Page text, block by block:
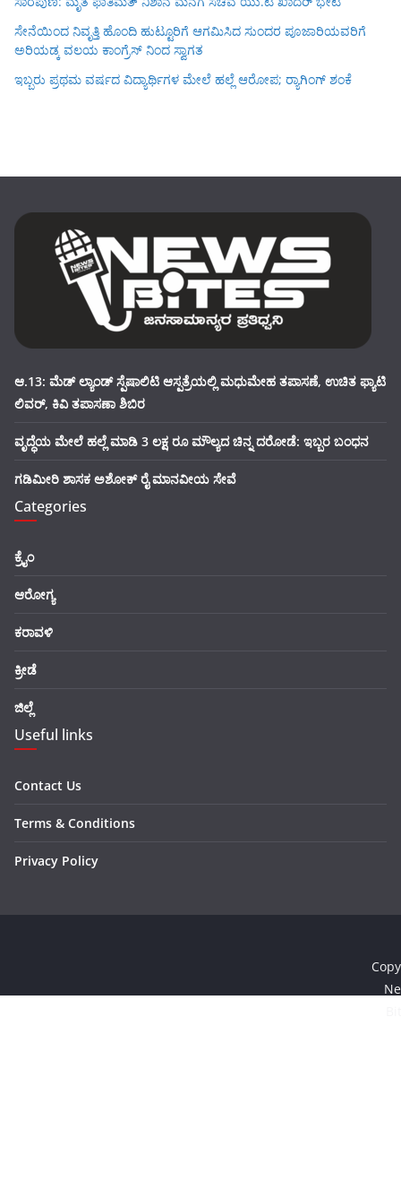
ಸೇನೆಯಿಂದ ನಿವೃತ್ತಿ ಹೊಂದಿ ಹುಟ್ಟೂರಿಗೆ ಆಗಮಿಸಿದ ಸುಂದರ ಪೂಜಾರಿಯವರಿಗೆ
ಅರಿಯಡ್ಕ ವಲಯ ಕಾಂಗ್ರೆಸ್ ನಿಂದ ಸ್ವಾಗತ
ಇಬ್ಬರು ಪ್ರಥಮ ವರ್ಷದ ವಿದ್ಯಾರ್ಥಿಗಳ ಮೇಲೆ ಹಲ್ಲೆ ಆರೋಪ; ರ‍್ಯಾಗಿಂಗ್ ಶಂಕೆ
ಆ.13: ಮೆಡ್ ಲ್ಯಾಂಡ್ ಸ್ಪೆಷಾಲಿಟಿ ಆಸ್ಪತ್ರೆಯಲ್ಲಿ ಮಧುಮೇಹ ತಪಾಸಣೆ, ಉಚಿತ ಫ್ಯಾಟಿ
ಲಿವರ್, ಕಿವಿ ತಪಾಸಣಾ ಶಿಬಿರ
ವೃದ್ಧೆಯ ಮೇಲೆ ಹಲ್ಲೆ ಮಾಡಿ 3 ಲಕ್ಷ ರೂ ಮೌಲ್ಯದ ಚಿನ್ನ ದರೋಡೆ: ಇಬ್ಬರ ಬಂಧನ
ಗಡಿಮೀರಿ ಶಾಸಕ ಅಶೋಕ್ ರೈ ಮಾನವೀಯ ಸೇವೆ
Categories
ಕ್ರೈಂ
ಆರೋಗ್ಯ
ಕರಾವಳಿ
ಕ್ರೀಡೆ
ಜಿಲ್ಲೆ
Useful links
Contact Us
Terms & Conditions
Privacy Policy